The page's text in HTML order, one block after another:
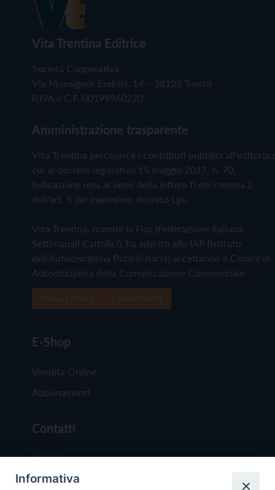
Vita Trentina Editrice
Società Cooperativa
Via Monsignor Endrici, 14 – 38122 Trento
P.IVA e C.F. 00199960220
Amministrazione trasparente
Vita Trentina percepisce i contributi pubblici all'editoria
cui al decreto legislativo 15 maggio 2017, n. 70.
Indicazione resa ai sensi della lettera f) del comma 2
dell'art. 5 del medesimo decreto Lgs.
Vita Trentina, tramite la Fisc (Federazione Italiana
Settimanali Cattolici), ha aderito allo IAP (Istituto
dell'Autodisciplina Pubblicitaria) accettando il Codice di
Autodisciplina della Comunicazione Commerciale
E-Shop
Vendita Online
Abbonamenti
Contatti
Chi Siamo
Redazione
Informativa